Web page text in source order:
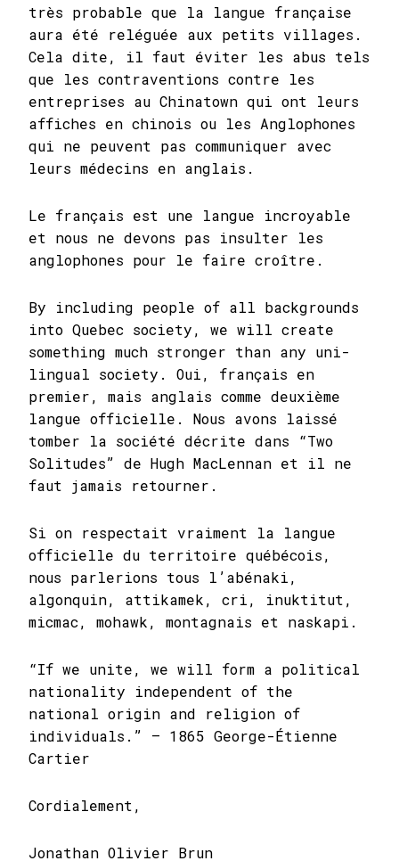
très probable que la langue française
aura été reléguée aux petits villages.
Cela dite, il faut éviter les abus tels
que les contraventions contre les
entreprises au Chinatown qui ont leurs
affiches en chinois ou les Anglophones
qui ne peuvent pas communiquer avec
leurs médecins en anglais.
Le français est une langue incroyable
et nous ne devons pas insulter les
anglophones pour le faire croître.
By including people of all backgrounds
into Quebec society, we will create
something much stronger than any uni-
lingual society. Oui, français en
premier, mais anglais comme deuxième
langue officielle. Nous avons laissé
tomber la société décrite dans “Two
Solitudes” de Hugh MacLennan et il ne
faut jamais retourner.
Si on respectait vraiment la langue
officielle du territoire québécois,
nous parlerions tous l’abénaki,
algonquin, attikamek, cri, inuktitut,
micmac, mohawk, montagnais et naskapi.
“If we unite, we will form a political
nationality independent of the
national origin and religion of
individuals.” — 1865 George-Étienne
Cartier
Cordialement,
Jonathan Olivier Brun